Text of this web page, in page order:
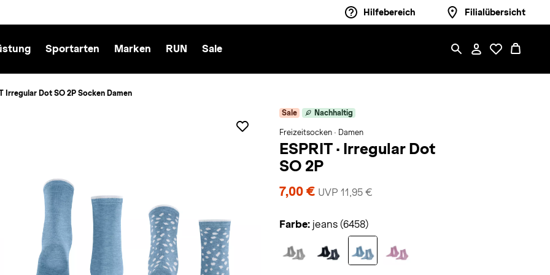
Hilfebereich Filialübersicht
Sportarten Marken RUN Sale
Irregular Dot SO 2P Socken Damen
Sale Nachhaltig
Freizeitsocken · Damen
ESPRIT · Irregular Dot
SO 2P
7,00 € UVP 11,95 €
Farbe: jeans (6458)